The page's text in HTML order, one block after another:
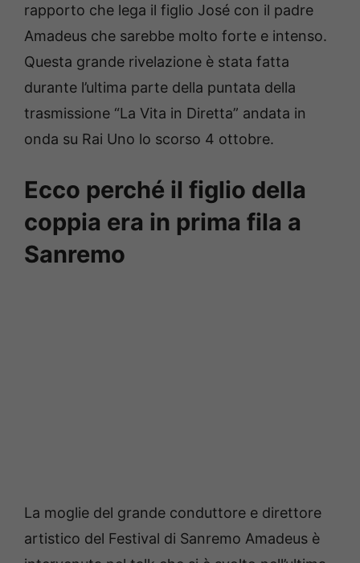
rapporto che lega il figlio José con il padre
Amadeus che sarebbe molto forte e intenso.
Questa grande rivelazione è stata fatta
durante l’ultima parte della puntata della
trasmissione “La Vita in Diretta” andata in
onda su Rai Uno lo scorso 4 ottobre.
Ecco perché il figlio della
coppia era in prima fila a
Sanremo
La moglie del grande conduttore e direttore
artistico del Festival di Sanremo Amadeus è